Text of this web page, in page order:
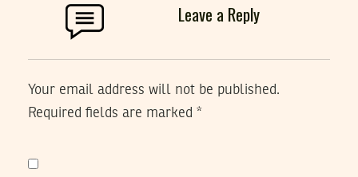
Leave a Reply
Your email address will not be published.
Required fields are marked *